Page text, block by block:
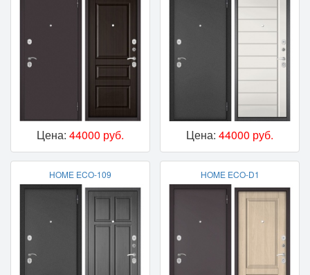
Цена: 44000 руб. Цена: 44000 руб.
HOME ECO-109 HOME ECO-D1